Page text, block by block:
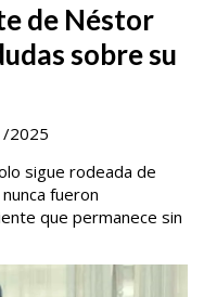
de Néstor
sobre su
sigue rodeada de
fueron
que permanece sin
2025